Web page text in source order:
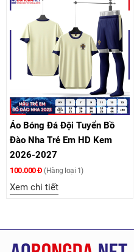
Áo Bóng Đá Đội Tuyển Bồ
Đào Nha Trẻ Em HD Kem
2026-2027
100.000 Đ (Hàng loại 1)
Xem chi tiết